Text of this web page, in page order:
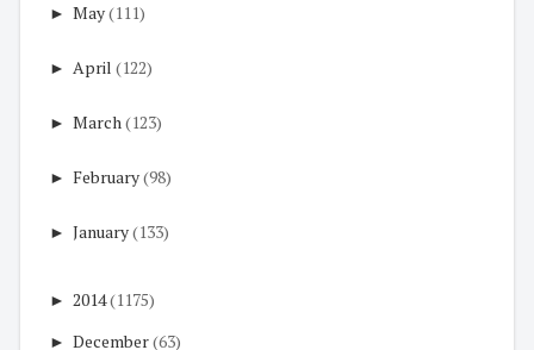
► May(111)
► April (122)
► March(123)
► February(98)
► January(133)
► 2014(1175)
► December(63)